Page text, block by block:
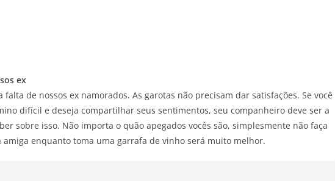
ex
falta de nossos ex namorados. As garotas não precisam dar satisfações. Se você
difícil e deseja compartilhar seus sentimentos, seu companheiro deve ser a
sobre isso. Não importa o quão apegados vocês são, simplesmente não faça
amiga enquanto toma uma garrafa de vinho será muito melhor.